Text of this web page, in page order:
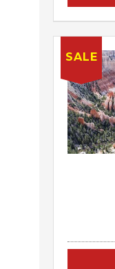
SALE